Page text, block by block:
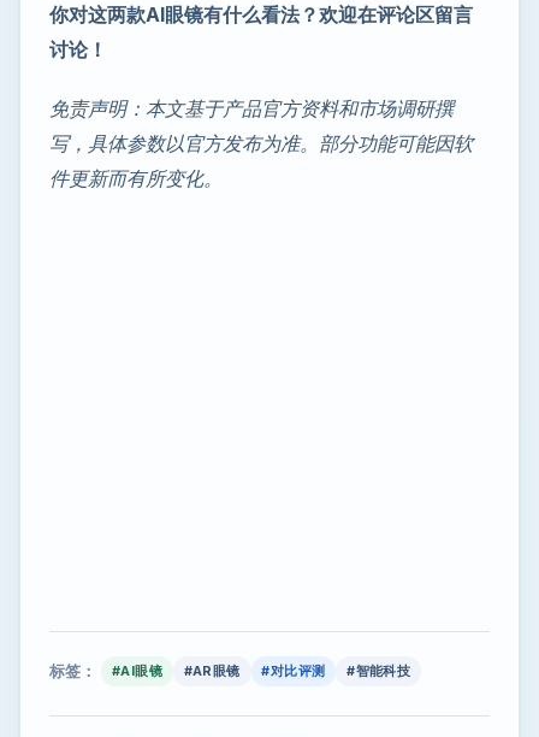
你对这两款AI眼镜有什么看法？欢迎在评论区留言
讨论！
免责声明：本文基于产品官方资料和市场调研撰
写，具体参数以官方发布为准。部分功能可能因软
件更新而有所变化。
标签： #AI眼镜 #AR眼镜 #对比评测 #智能科技